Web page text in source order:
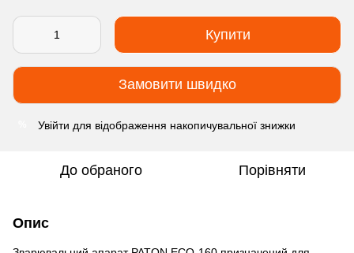
Купити
Замовити швидко
Увійти для відображення накопичувальної знижки
До обраного Порівняти
Опис